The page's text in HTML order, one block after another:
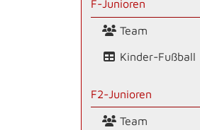
F-Junioren
Team
Kinder-Fußball
F2-Junioren
Team